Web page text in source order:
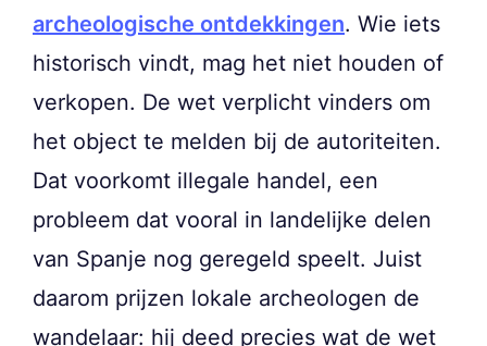
archeologische ontdekkingen. Wie iets
historisch vindt, mag het niet houden of
verkopen. De wet verplicht vinders om
het object te melden bij de autoriteiten.
Dat voorkomt illegale handel, een
probleem dat vooral in landelijke delen
van Spanje nog geregeld speelt. Juist
daarom prijzen lokale archeologen de
wandelaar: hij deed precies wat de wet